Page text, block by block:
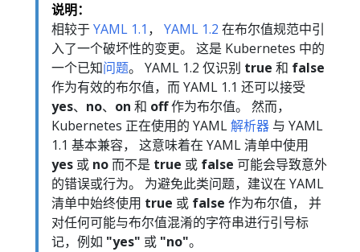
说明：
相较于YAML 1.1 ， YAML 1.2 在布尔值规范中引
入了一个破坏性的变更。 这是 Kubernetes 中的
一个已知问题。 YAML 1.2 仅识别 true 和 false
作为有效的布尔值，而 YAML 1.1 还可以接受
yes、 no、 on 和 off作为布尔值。 然而，
Kubernetes 正在使用的 YAML解析器 与 YAML
1.1 基本兼容， 这意味着在 YAML 清单中使用
yes 或 no而不是 true 或 false 可能会导致意外
的错误或行为。 为避免此类问题，建议在 YAML
清单中始终使用 true 或 false 作为布尔值， 并
对任何可能与布尔值混淆的字符串进行引号标
记，例如 "yes" 或 "no"。